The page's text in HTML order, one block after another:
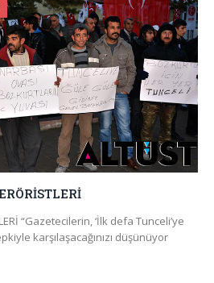
“Gazetecilerin, ‘İlk defa Tunceli’ye
karşılaşacağınızı düşünüyor